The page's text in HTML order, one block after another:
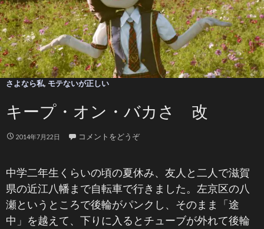
さよなら私, モテないが正しい
キープ・オン・バカさ 改
2014年7月22日 コメントをどうぞ
中学二年生くらいの頃の夏休み、友人と二人で滋賀
県の近江八幡まで自転車で行きました。左京区の八
瀬というところで後輪がパンクし、そのまま「途
中」を越えて、下りに入るとチューブが外れて後輪